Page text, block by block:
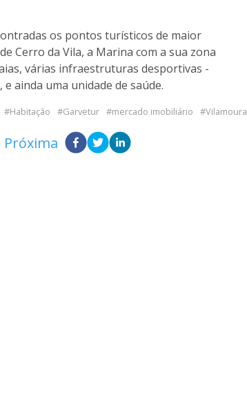
os pontos turísticos de maior
Cerro da Vila, a Marina com a sua zona
várias infraestruturas desportivas -
ainda uma unidade de saúde.
Habitação Garvetur mercado imobiliário Vilamoura
Próxima